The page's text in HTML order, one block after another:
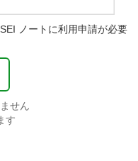
ノートに利用申請が必要
せん
す